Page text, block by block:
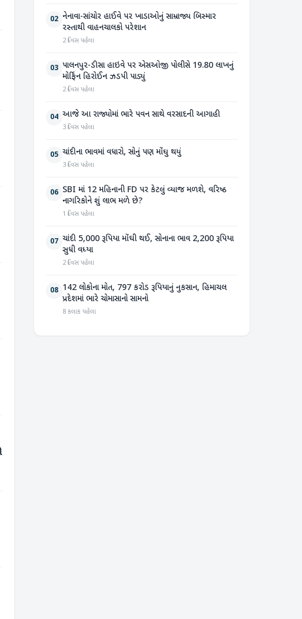
02 નેનાવા-સાંચોર હાઈવે પર ખાડાઓનું સામ્રાજ્ય બિસ્માર
રસ્તાથી વાહનચાલકો પરેશાન
2 દિવસ પહેલા
03 પાલનપુર-ડીસા હાઇવે પર એસઓજી પોલીસે 19.80 લાખનું
મોર્ફિન હિરોઈન ઝડપી પાડ્યું
2 દિવસ પહેલા
04 આજે આ રાજ્યોમાં ભારે પવન સાથે વરસાદની આગાહી
3 દિવસ પહેલા
05 ચાંદીના ભાવમાં વધારો, સોનું પણ મોંઘુ થયું
3 દિવસ પહેલા
06 SBI માં 12 મહિનાની FD પર કેટલું વ્યાજ મળશે, વરિષ્ઠ
નાગરિકોને શું લાભ મળે છે?
1 દિવસ પહેલા
07 ચાંદી 5,000 રૂપિયા મોંઘી થઈ, સોનાના ભાવ 2,200 રૂપિયા
સુધી વધ્યા
2 દિવસ પહેલા
08 142 લોકોના મોત, 797 કરોડ રૂપિયાનું નુકસાન, હિમાચલ
પ્રદેશમાં ભારે ચોમાસાનો સામનો
8 કલાક પહેલા